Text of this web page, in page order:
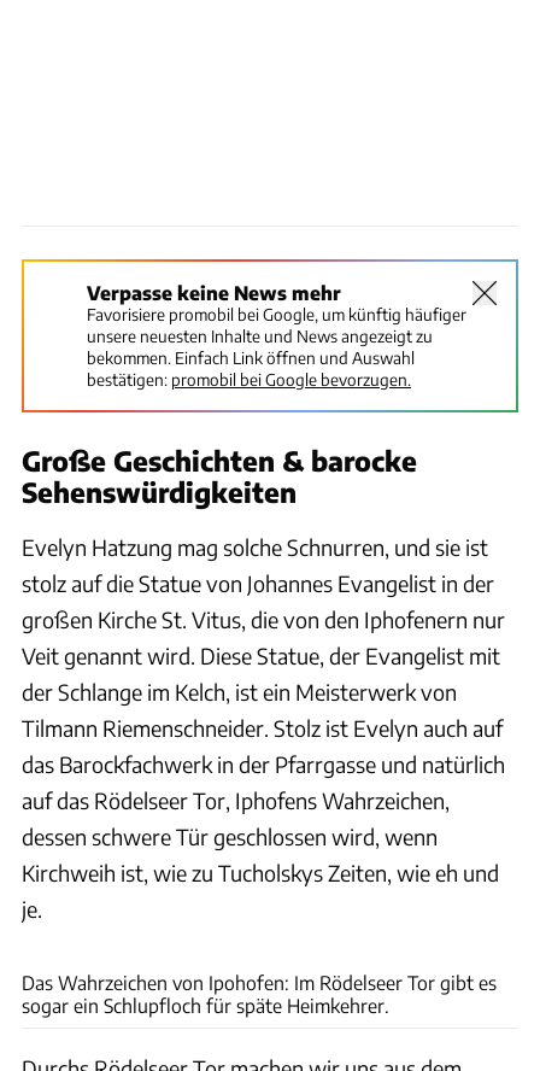
Verpasse keine News mehr
Favorisiere promobil bei Google, um künftig häufiger
unsere neuesten Inhalte und News angezeigt zu
bekommen. Einfach Link öffnen und Auswahl
bestätigen: promobil bei Google bevorzugen.
Große Geschichten & barocke
Sehenswürdigkeiten
Evelyn Hatzung mag solche Schnurren, und sie ist
stolz auf die Statue von Johannes Evangelist in der
großen Kirche St. Vitus, die von den Iphofenern nur
Veit genannt wird. Diese Statue, der Evangelist mit
der Schlange im Kelch, ist ein Meisterwerk von
Tilmann Riemenschneider. Stolz ist Evelyn auch auf
das Barockfachwerk in der Pfarrgasse und natürlich
auf das Rödelseer Tor, Iphofens Wahrzeichen,
dessen schwere Tür geschlossen wird, wenn
Kirchweih ist, wie zu Tucholskys Zeiten, wie eh und
je.
Andreas Weise/factum, anna-lena/fotolia, Andreas Hub/Tourismusverband Fränkisches
Das Wahrzeichen von Ipohofen: Im Rödelseer Tor gibt es
sogar ein Schlupfloch für späte Heimkehrer.